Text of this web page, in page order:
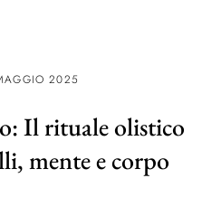
2025
Il rituale olistico
mente e corpo